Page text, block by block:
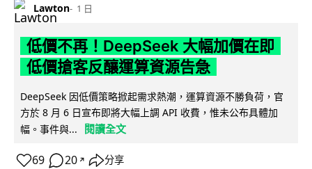
Lawton 1 日
低價不再！DeepSeek 大幅加價在即
低價搶客反釀運算資源告急
DeepSeek 因低價策略掀起需求熱潮，運算資源不勝負荷，官
方於 8 月 6 日宣布即將大幅上調 API 收費，惟未公布具體加
幅。事件與...
閱讀全文
69 20 ↗ 分享